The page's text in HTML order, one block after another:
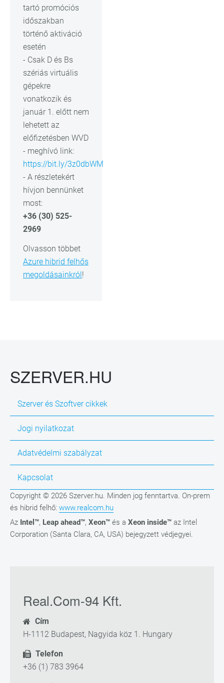
tartó promóciós
időszakban
történő aktiváció
esetén
- Csak D és Bs
szériás virtuális
gépekre
vonatkozik és
január 1. előtt nem
lehetett az
előfizetésben WVD
- meghívó link:
https://bit.ly/3z0dbWM
- A részletekért
hívjon bennünket
most:
+36 (30) 525-
2969
Olvasson többet
Azure hibrid felhős
megoldásainkról!
SZERVER.HU
Szerver és Szoftver cikkek
Jogi nyilatkozat
Adatvédelmi szabályzat
Kapcsolat
Copyright © 2026 Szerver.hu. Minden jog fenntartva. On-prem
és hibrid felhő: www.realcom.hu
Az Intel™, Leap ahead™, Xeon™ és a Xeon inside™ az Intel
Corporation (Santa Clara, CA, USA) bejegyzett védjegyei.
Real.Com-94 Kft.
Cím
H-1112 Budapest, Nagyida köz 1. Hungary
Telefon
+36 (1) 783 3964